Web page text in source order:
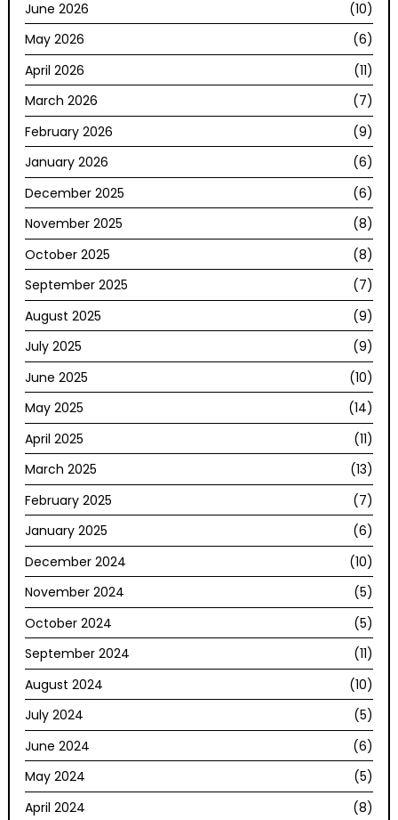
June 2026
(10)
May 2026
(6)
April 2026
(11)
March 2026
(7)
February 2026
(9)
January 2026
(6)
December 2025
(6)
November 2025
(8)
October 2025
(8)
September 2025
(7)
August 2025
(9)
July 2025
(9)
June 2025
(10)
May 2025
(14)
April 2025
(11)
March 2025
(13)
February 2025
(7)
January 2025
(6)
December 2024
(10)
November 2024
(5)
October 2024
(5)
September 2024
(11)
August 2024
(10)
July 2024
(5)
June 2024
(6)
May 2024
(5)
April 2024
(8)